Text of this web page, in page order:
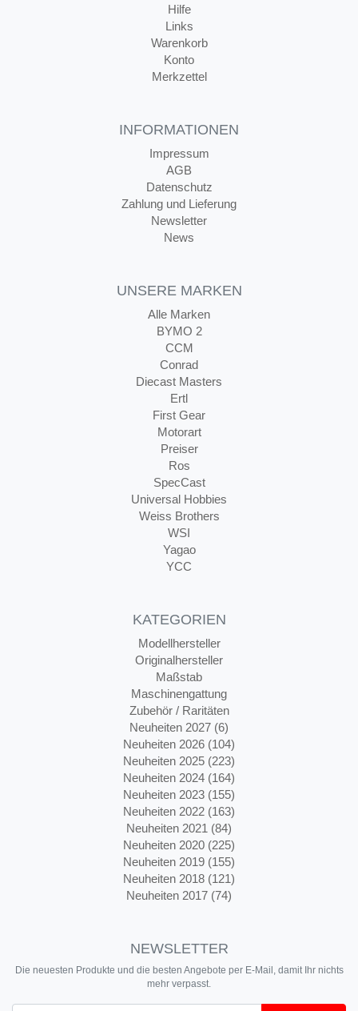
Hilfe
Links
Warenkorb
Konto
Merkzettel
INFORMATIONEN
Impressum
AGB
Datenschutz
Zahlung und Lieferung
Newsletter
News
UNSERE MARKEN
Alle Marken
BYMO 2
CCM
Conrad
Diecast Masters
Ertl
First Gear
Motorart
Preiser
Ros
SpecCast
Universal Hobbies
Weiss Brothers
WSI
Yagao
YCC
KATEGORIEN
Modellhersteller
Originalhersteller
Maßstab
Maschinengattung
Zubehör / Raritäten
Neuheiten 2027 (6)
Neuheiten 2026 (104)
Neuheiten 2025 (223)
Neuheiten 2024 (164)
Neuheiten 2023 (155)
Neuheiten 2022 (163)
Neuheiten 2021 (84)
Neuheiten 2020 (225)
Neuheiten 2019 (155)
Neuheiten 2018 (121)
Neuheiten 2017 (74)
NEWSLETTER
Die neuesten Produkte und die besten Angebote per E-Mail, damit Ihr nichts
mehr verpasst.